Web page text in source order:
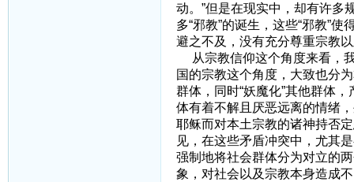
动。”但是在现实中，却有许多
多“邪教”的诞生，这些“邪教”
避之不及，没有充分尊重宗教
从宗教信仰这个角度来看，
国的宗教这个角度，大致也分
群体，同时“妖魔化”其他群体
体有着不解且厌恶远离的情绪
耶稣而对本土宗教的诸神持否
见，在这些矛盾冲突中，尤其
强制地将社会群体分为对立的
象，对社会以及宗教本身造成